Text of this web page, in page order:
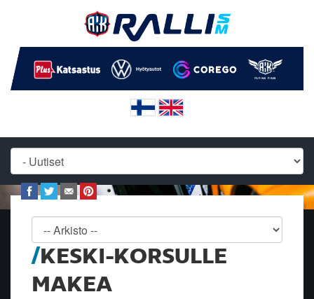
KESKI-KORSULLE
MAKEA